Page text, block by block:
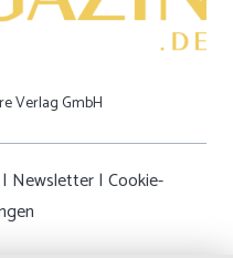
Verlag GmbH
| Newsletter| Cookie-